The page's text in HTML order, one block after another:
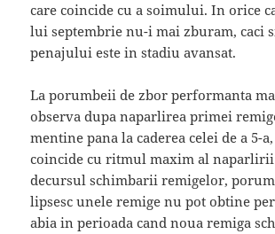
care coincide cu a soimului. In orice
lui septembrie nu-i mai zburam, caci
penajului este in stadiu avansat.
La porumbeii de zbor performanta
observa dupa naparlirea primei
mentine pana la caderea celei de a 5-
coincide cu ritmul maxim al
decursul schimbarii remigelor,
lipsesc unele remige nu pot obtine
abia in perioada cand noua remiga